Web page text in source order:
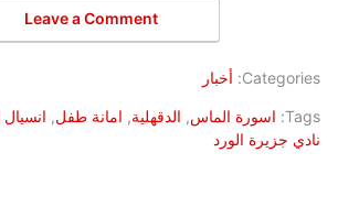
Leave a Comment
Categories: أخبار
Tags: اسورة الماس, الدقهلية, امانة طفل,
نادي جزيرة الورد